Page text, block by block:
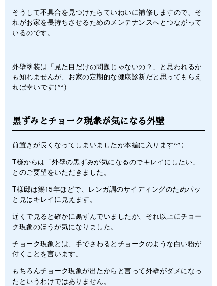
そうして不具合を見つけたらていねいに補修しますので、そ
れがお家を長持ちさせるためのメンテナンスへとつながって
いるのです。
外壁塗装は「見た目だけの問題じゃないの？」と思われるか
も知れませんが、お家の定期的な健康診断だと思ってもらえ
れば幸いです(^^)
黒ずみとチョーク現象が気になる外壁
前置きが長くなってしまいましたが本編に入ります^^;
T様からは「外壁の黒ずみが気になるのでキレイにしたい」
とのご要望をいただきました。
T様邸は築15年ほどで、レンガ調のサイディングのためパッ
と見はキレイに見えます。
近くで見ると確かに黒ずんでいましたが、それ以上にチョー
ク現象のほうが気になりました。
チョーク現象とは、手でさわるとチョークのような白い粉が
付くことを言います。
もちろんチョーク現象が出たからと言って外壁がダメになっ
たというわけではありません。